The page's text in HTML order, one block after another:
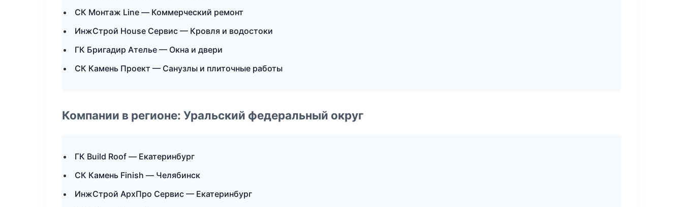
СК Монтаж Line — Коммерческий ремонт
ИнжСтрой House Сервис — Кровля и водостоки
ГК Бригадир Ателье — Окна и двери
СК Камень Проект — Санузлы и плиточные работы
Компании в регионе: Уральский федеральный округ
ГК Build Roof — Екатеринбург
СК Камень Finish — Челябинск
ИнжСтрой АрхПро Сервис — Екатеринбург